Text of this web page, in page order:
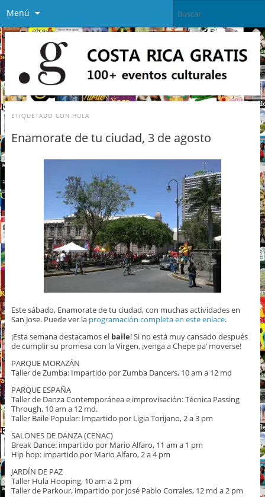
Menú
ETIQUETADO CON HULA
Enamorate de tu ciudad, 3 de agosto
Este sábado, Enamorate de tu ciudad, con muchas actividades en
San Jose. Puede ver la programación completa en este enlace.
¡Esta semana destacamos el baile! Si no está muy cansado después
de cumplir su promesa con la Virgen, ¡venga a Chepe pa’ moverse!
PARQUE MORAZÁN
Taller de Zumba: Impartido por Zumba Dancers, 10 am a 12 md
PARQUE ESPAÑA
Taller de Danza Contemporánea e improvisación: Técnica Passing
Through, 10 am a 12 md.
Taller Baile Popular: Impartido por Ligia Torijano, 2 a 3 pm
SALONES DE DANZA (CENAC)
Break Dance: impartido por Mario Alfaro, 11 am a 1 pm
Hip hop: impartido por Mario Alfaro, 2 a 4 pm
JARDÍN DE PAZ
Taller Hula Hooping, 10 am a 2 pm
Taller de Parkour, impartido por José Pablo Corrales, 12 md a 2 pm